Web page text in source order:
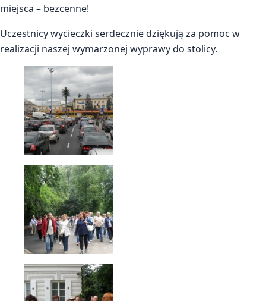
miejsca – bezcenne!
Uczestnicy wycieczki serdecznie dziękują za pomoc w
realizacji naszej wymarzonej wyprawy do stolicy.